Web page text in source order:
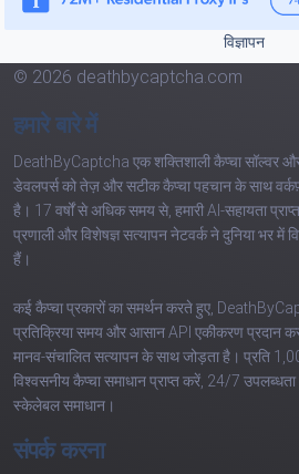
विज्ञापन
© 2026 deathbycaptcha.com
हमारे बारे में
DeathByCaptcha एक शक्तिशाली कैप्चा सॉल्वर और
डेवलपर्स को तेज़ और सटीक कैप्चा पहचान के साथ
है। 17 वर्षों से अधिक समय से, हमारी AI-सहायता
प्रणाली और विशेषज्ञ सत्यापन नेटवर्क ने दुनिया भर में
हैं।
कई कैप्चा प्रकारों का समर्थन करते हुए,
प्रतिक्रिया समय और आसान API एकीकरण प्रदान
मानव-संचालित सत्यापन के साथ जोड़ता है। प्रति
विश्वसनीय कैप्चा समाधान प्राप्त करें, 24/7
स्केलेबल समाधान।
संपर्क करना